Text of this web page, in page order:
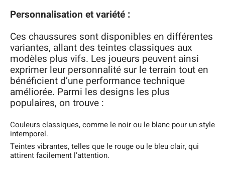
Personnalisation et variété :
Ces chaussures sont disponibles en différentes
variantes, allant des teintes classiques aux
modèles plus vifs. Les joueurs peuvent ainsi
exprimer leur personnalité sur le terrain tout en
bénéficient d’une performance technique
améliorée. Parmi les designs les plus
populaires, on trouve :
Couleurs classiques, comme le noir ou le blanc pour un style
intemporel.
Teintes vibrantes, telles que le rouge ou le bleu clair, qui
attirent facilement l’attention.